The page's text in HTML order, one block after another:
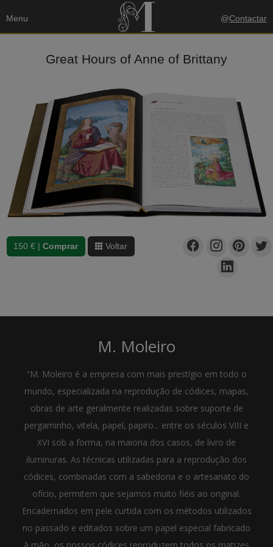
Menu @Contactar
Great Hours of Anne of Brittany
150 € | Comprar Voltar
M. Moleiro
"M. Moleiro é a empresa com mais prestígio em todo o
mundo, especializada na reprodução de códices, mapas,
obras de arte geralmente realizadas sobre suporte de
pergaminho, vitela, papel, papiro... entre os séculos VIII e
XVI sob a forma, na maioria dos casos, de livro de
iluminuras. As técnicas utilizadas para a reprodução dos
códices, combinadas com a sabedoria e o artesanato do
ofício, permitem que sejamos muito fiéis ao original.
Encadernados em pele curtida com os métodos utilizados
no passado e editados sobre um papel especial fabricado